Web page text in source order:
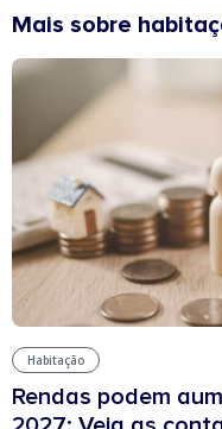
Mais sobre
Habitação
Rendas podem